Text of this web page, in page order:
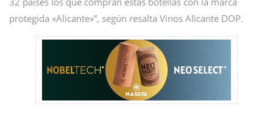
protegida «Alicante»”, según resalta Vinos Alicante DOP.